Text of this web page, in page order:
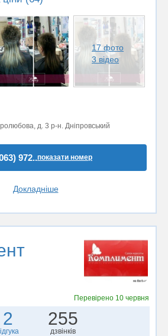
17 фото
3 відео
д. 3 р-н. Дніпровський
972..показати номер
Докладніше
Перевірено 10 червня
2 255
дзвінків